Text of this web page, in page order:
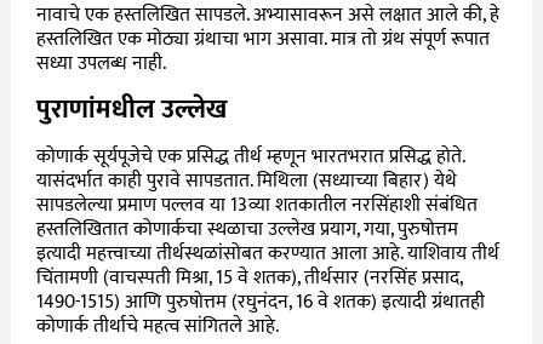
नावाचे एक हस्तलिखित सापडले. अभ्यासावरून असे लक्षात आले की, हे
हस्तलिखित एक मोठ्या ग्रंथाचा भाग असावा. मात्र तो ग्रंथ संपूर्ण रूपात
सध्या उपलब्ध नाही.
पुराणांमधील उल्लेख
कोणार्क सूर्यपूजेचे एक प्रसिद्ध तीर्थ म्हणून भारतभरात प्रसिद्ध होते.
यासंदर्भात काही पुरावे सापडतात. मिथिला (सध्याच्या बिहार) येथे
सापडलेल्या प्रमाण पल्लव या 13व्या शतकातील नरसिंहाशी संबंधित
हस्तलिखितात कोणार्कचा स्थळाचा उल्लेख प्रयाग, गया, पुरुषोत्तम
इत्यादी महत्त्वाच्या तीर्थस्थळांसोबत करण्यात आला आहे. याशिवाय तीर्थ
चिंतामणी (वाचस्पती मिश्रा, 15 वे शतक), तीर्थसार (नरसिंह प्रसाद,
1490-1515) आणि पुरुषोत्तम (रघुनंदन, 16 वे शतक) इत्यादी ग्रंथातही
कोणार्क तीर्थाचे महत्व सांगितले आहे.